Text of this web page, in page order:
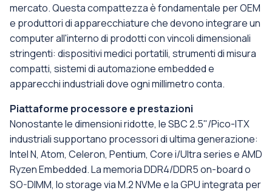
mercato. Questa compattezza è fondamentale per OEM
e produttori di apparecchiature che devono integrare un
computer all'interno di prodotti con vincoli dimensionali
stringenti: dispositivi medici portatili, strumenti di misura
compatti, sistemi di automazione embedded e
apparecchi industriali dove ogni millimetro conta.
Piattaforme processore e prestazioni
Nonostante le dimensioni ridotte, le SBC 2.5"/Pico-ITX
industriali supportano processori di ultima generazione:
Intel N, Atom, Celeron, Pentium, Core i/Ultra series e AMD
Ryzen Embedded. La memoria DDR4/DDR5 on-board o
SO-DIMM, lo storage via M.2 NVMe e la GPU integrata per